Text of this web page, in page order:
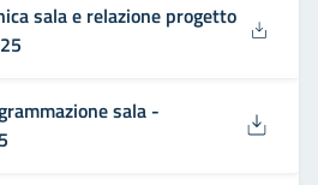
sala e relazione progetto
sala -